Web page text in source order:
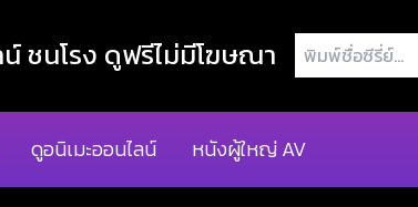
ชนโรง ดูฟรีไม่มีโฆษณา
พิมพ์
ชื่อ
ย์...
ดูอนิเมะออนไลน์ หนังผู้ใหญ่ AV